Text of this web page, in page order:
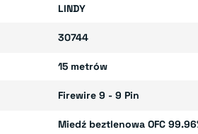
LINDY
30744
15 metrów
Firewire 9 - 9 Pin
Miedź beztlenowa OFC